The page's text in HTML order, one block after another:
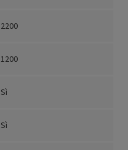
2200
1200
Sì
Sì